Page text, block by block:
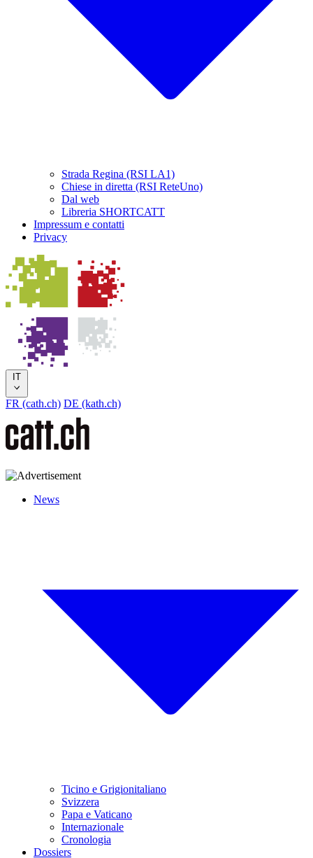
Strada Regina (RSI LA1)
Chiese in diretta (RSI ReteUno)
Dal web
Libreria SHORTCATT
Impressum e contatti
Privacy
IT
FR (cath.ch) DE (kath.ch)
News
Ticino e Grigionitaliano
Svizzera
Papa e Vaticano
Internazionale
Cronologia
Dossiers